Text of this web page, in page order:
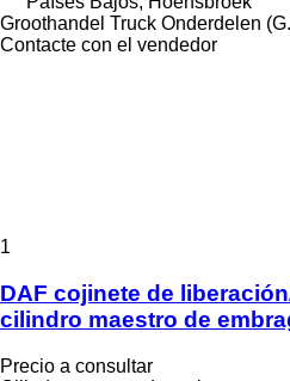
Groothandel Truck Onderdelen
Contacte con el vendedor
1
DAF cojinete de
cilindro maestro de
Precio a consultar